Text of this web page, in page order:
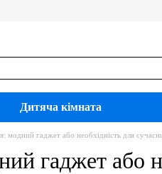
Дитяча кімната
модний гаджет або необхідність для
гаджет або